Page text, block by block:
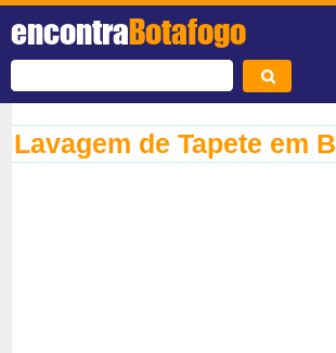
encontraBotafogo
Lavagem de Tapete em